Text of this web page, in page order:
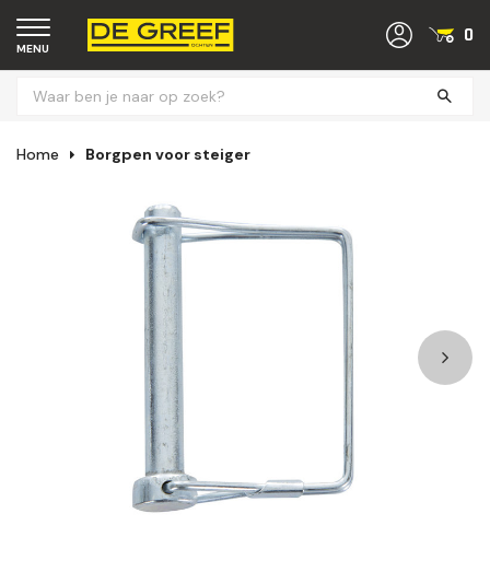
MENU
0
Home Borgpen voor steiger